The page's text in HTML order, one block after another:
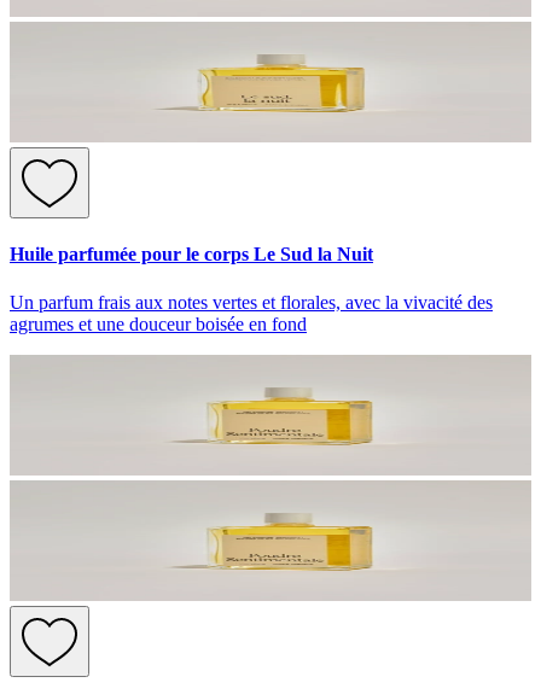
Huile parfumée pour le corps Le Sud la Nuit
Un parfum frais aux notes vertes et florales, avec la vivacité des
agrumes et une douceur boisée en fond